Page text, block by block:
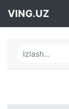
VING.UZ